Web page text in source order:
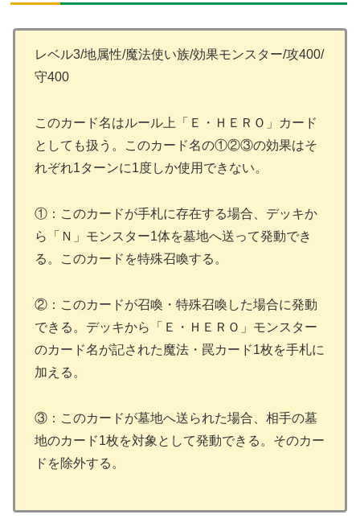
レベル3/地属性/魔法使い族/効果モンスター/攻400/
守400
このカード名はルール上「Ｅ・ＨＥＲＯ」カード
としても扱う。このカード名の①②③の効果はそ
れぞれ1ターンに1度しか使用できない。
①：このカードが手札に存在する場合、デッキか
ら「Ｎ」モンスター1体を墓地へ送って発動でき
る。このカードを特殊召喚する。
②：このカードが召喚・特殊召喚した場合に発動
できる。デッキから「Ｅ・ＨＥＲＯ」モンスター
のカード名が記された魔法・罠カード1枚を手札に
加える。
③：このカードが墓地へ送られた場合、相手の墓
地のカード1枚を対象として発動できる。そのカー
ドを除外する。